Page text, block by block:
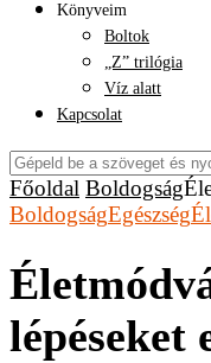
Könyveim
Boltok
„Z” trilógia
Víz alatt
Kapcsolat
Főoldal Boldogság
BoldogságEgészség
lépéseket